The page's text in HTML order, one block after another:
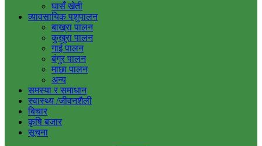
घासँ खेती
व्यावसायिक पशुपालन
बाख्रा पालन
कुखुरा पालन
गाई पालन
बंगुर पालन
माछा पालन
अन्य
समस्या र समाधान
स्वास्थ्य /जीवनशैली
बिचार
कृषि बजार
सूचना